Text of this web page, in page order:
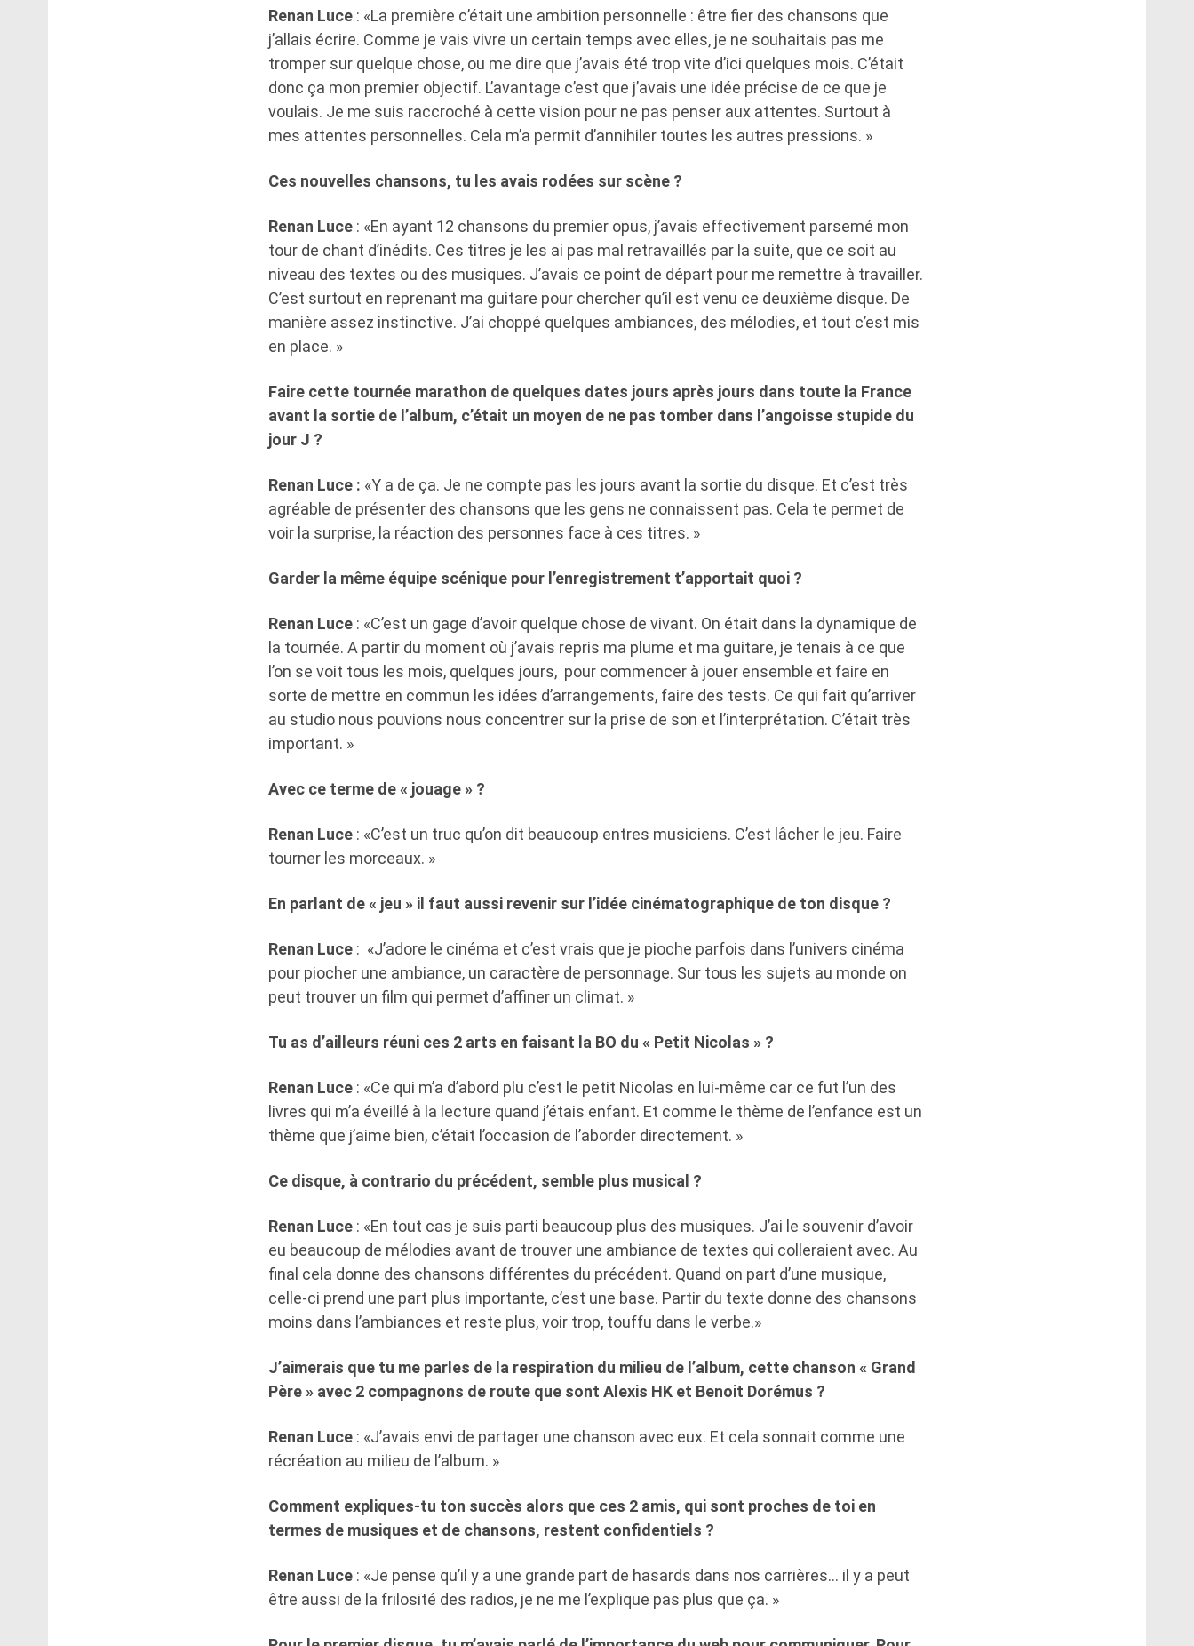
Renan Luce : «La première c’était une ambition personnelle : être fier des chansons que
j’allais écrire. Comme je vais vivre un certain temps avec elles, je ne souhaitais pas me
tromper sur quelque chose, ou me dire que j’avais été trop vite d’ici quelques mois. C’était
donc ça mon premier objectif. L’avantage c’est que j’avais une idée précise de ce que je
voulais. Je me suis raccroché à cette vision pour ne pas penser aux attentes. Surtout à
mes attentes personnelles. Cela m’a permit d’annihiler toutes les autres pressions. »
Ces nouvelles chansons, tu les avais rodées sur scène ?
Renan Luce : «En ayant 12 chansons du premier opus, j’avais effectivement parsemé mon
tour de chant d’inédits. Ces titres je les ai pas mal retravaillés par la suite, que ce soit au
niveau des textes ou des musiques. J’avais ce point de départ pour me remettre à travailler.
C’est surtout en reprenant ma guitare pour chercher qu’il est venu ce deuxième disque. De
manière assez instinctive. J’ai choppé quelques ambiances, des mélodies, et tout c’est mis
en place. »
Faire cette tournée marathon de quelques dates jours après jours dans toute la France
avant la sortie de l’album, c’était un moyen de ne pas tomber dans l’angoisse stupide du
jour J ?
Renan Luce : «Y a de ça. Je ne compte pas les jours avant la sortie du disque. Et c’est très
agréable de présenter des chansons que les gens ne connaissent pas. Cela te permet de
voir la surprise, la réaction des personnes face à ces titres. »
Garder la même équipe scénique pour l’enregistrement t’apportait quoi ?
Renan Luce : «C’est un gage d’avoir quelque chose de vivant. On était dans la dynamique de
la tournée. A partir du moment où j’avais repris ma plume et ma guitare, je tenais à ce que
l’on se voit tous les mois, quelques jours, pour commencer à jouer ensemble et faire en
sorte de mettre en commun les idées d’arrangements, faire des tests. Ce qui fait qu’arriver
au studio nous pouvions nous concentrer sur la prise de son et l’interprétation. C’était très
important. »
Avec ce terme de « jouage » ?
Renan Luce : «C’est un truc qu’on dit beaucoup entres musiciens. C’est lâcher le jeu. Faire
tourner les morceaux. »
En parlant de « jeu » il faut aussi revenir sur l’idée cinématographique de ton disque ?
Renan Luce : «J’adore le cinéma et c’est vrais que je pioche parfois dans l’univers cinéma
pour piocher une ambiance, un caractère de personnage. Sur tous les sujets au monde on
peut trouver un film qui permet d’affiner un climat. »
Tu as d’ailleurs réuni ces 2 arts en faisant la BO du « Petit Nicolas » ?
Renan Luce : «Ce qui m’a d’abord plu c’est le petit Nicolas en lui-même car ce fut l’un des
livres qui m’a éveillé à la lecture quand j’étais enfant. Et comme le thème de l’enfance est un
thème que j’aime bien, c’était l’occasion de l’aborder directement. »
Ce disque, à contrario du précédent, semble plus musical ?
Renan Luce : «En tout cas je suis parti beaucoup plus des musiques. J’ai le souvenir d’avoir
eu beaucoup de mélodies avant de trouver une ambiance de textes qui colleraient avec. Au
final cela donne des chansons différentes du précédent. Quand on part d’une musique,
celle-ci prend une part plus importante, c’est une base. Partir du texte donne des chansons
moins dans l’ambiances et reste plus, voir trop, touffu dans le verbe.»
J’aimerais que tu me parles de la respiration du milieu de l’album, cette chanson « Grand
Père » avec 2 compagnons de route que sont Alexis HK et Benoit Dorémus ?
Renan Luce : «J’avais envi de partager une chanson avec eux. Et cela sonnait comme une
récréation au milieu de l’album. »
Comment expliques-tu ton succès alors que ces 2 amis, qui sont proches de toi en
termes de musiques et de chansons, restent confidentiels ?
Renan Luce : «Je pense qu’il y a une grande part de hasards dans nos carrières… il y a peut
être aussi de la frilosité des radios, je ne me l’explique pas plus que ça. »